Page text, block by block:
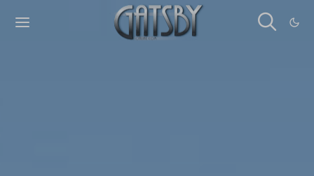
Cookies management panel